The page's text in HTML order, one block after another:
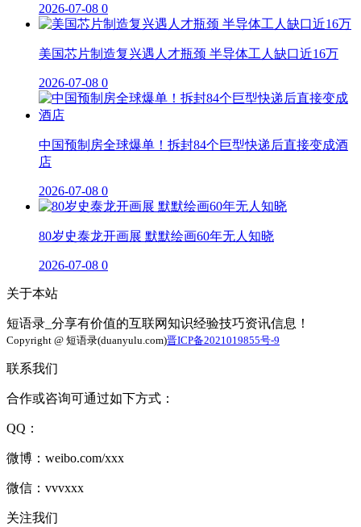
2026-07-08 0
美国芯片制造复兴遇人才瓶颈 半导体工人缺口近16万
2026-07-08 0
中国预制房全球爆单！拆封84个巨型快递后直接变成酒
店
2026-07-08 0
80岁史泰龙开画展 默默绘画60年无人知晓
2026-07-08 0
关于本站
短语录_分享有价值的互联网知识经验技巧资讯信息！
Copyright @ 短语录(duanyulu.com)晋ICP备2021019855号-9
联系我们
合作或咨询可通过如下方式：
QQ：
微博：weibo.com/xxx
微信：vvvxxx
关注我们